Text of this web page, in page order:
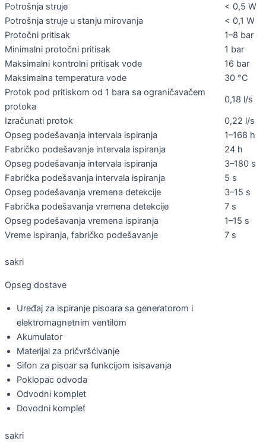
Potrošnja struje
< 0,5 W
Potrošnja struje u stanju mirovanja
< 0,1 W
Protočni pritisak
1–8 bar
Minimalni protočni pritisak
1 bar
Maksimalni kontrolni pritisak vode
16 bar
Maksimalna temperatura vode
30 °C
Protok pod pritiskom od 1 bara sa ograničavačem
protoka
0,18 l/s
Izračunati protok
0,22 l/s
Opseg podešavanja intervala ispiranja
1–168 h
Fabričko podešavanje intervala ispiranja
24 h
Opseg podešavanja intervala ispiranja
3–180 s
Fabrička podešavanja intervala ispiranja
5 s
Opseg podešavanja vremena detekcije
3–15 s
Fabrička podešavanja vremena detekcije
7 s
Opseg podešavanja vremena ispiranja
1–15 s
Vreme ispiranja, fabričko podešavanje
7 s
sakri
Opseg dostave
Uređaj za ispiranje pisoara sa generatorom i
elektromagnetnim ventilom
Akumulator
Materijal za pričvršćivanje
Sifon za pisoar sa funkcijom isisavanja
Poklopac odvoda
Odvodni komplet
Dovodni komplet
sakri